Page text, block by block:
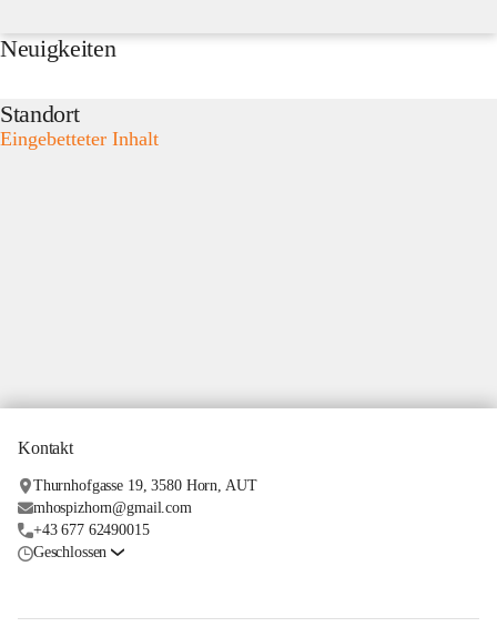
Neuigkeiten
Standort
Eingebetteter Inhalt
Kontakt
Thurnhofgasse 19, 3580 Horn, AUT
mhospizhorn@gmail.com
+43 677 62490015
Geschlossen